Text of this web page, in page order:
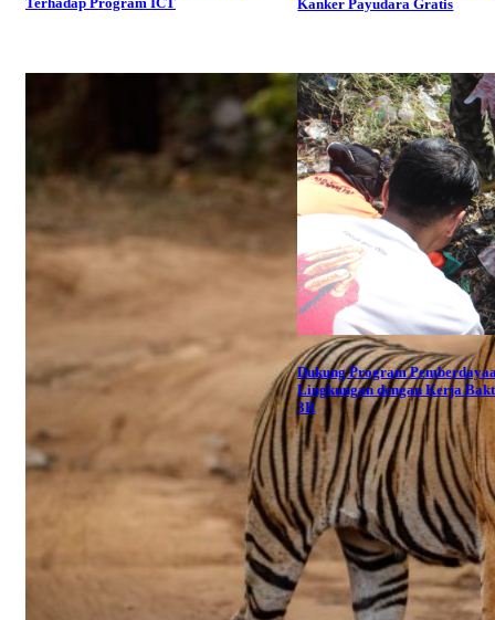
Kanker Payudara Gratis
Dukung Program
Lingkungan dengan Kerja
3R